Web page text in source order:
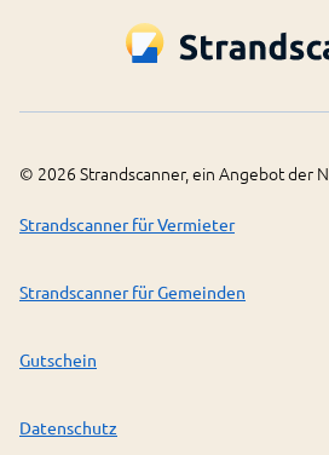
© 2026 Strandscanner, ein Angebot der
Strandscanner für Vermieter
Strandscanner für Gemeinden
Gutschein
Datenschutz